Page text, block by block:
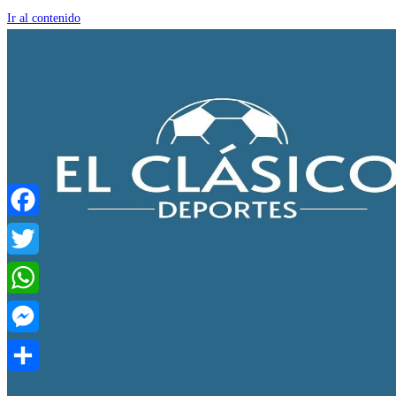
Ir al contenido
Facebook
Twitter
WhatsApp
Messenger